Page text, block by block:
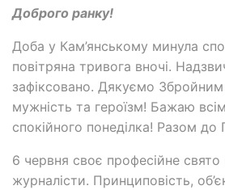
Доброго ранку!
Доба у Кам’янському минула
повітряна тривога вночі.
зафіксовано. Дякуємо
мужність та героїзм! Бажаю
спокійного понеділка! Разом до
6 червня своє професійне свято
журналісти. Принциповість,